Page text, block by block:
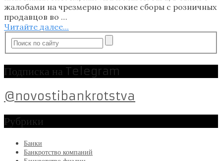
жалобами на чрезмерно высокие сборы с розничных
продавцов во …
Читайте далее...
Подписка на Telegram
@novostibankrotstva
Рубрики
Банки
Банкротство компаний